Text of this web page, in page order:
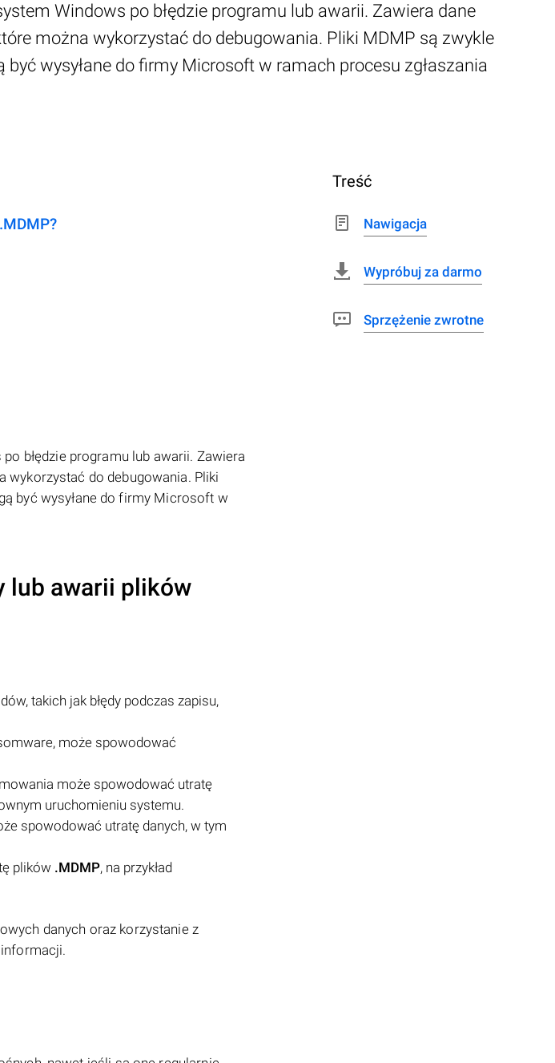
Windows po błędzie programu lub awarii. Zawiera dane
można wykorzystać do debugowania. Pliki MDMP są zwykle
wysyłane do firmy Microsoft w ramach procesu zgłaszania
błędzie programu lub awarii. Zawiera
wykorzystać do debugowania. Pliki
być wysyłane do firmy Microsoft w
lub awarii plików
takich jak błędy podczas zapisu,
może spowodować
może spowodować utratę
uruchomieniu systemu.
spowodować utratę danych, w tym
plików .MDMP, na przykład
danych oraz korzystanie z
Treść
Nawigacja
Wypróbuj za darmo
Sprzężenie zwrotne